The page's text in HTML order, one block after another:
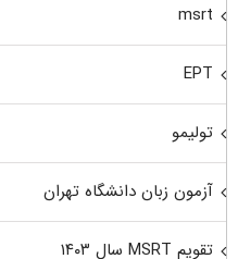
msrt
EPT
تولیمو
آزمون زبان دانشگاه تهران
تقویم MSRT سال ۱۴۰۳